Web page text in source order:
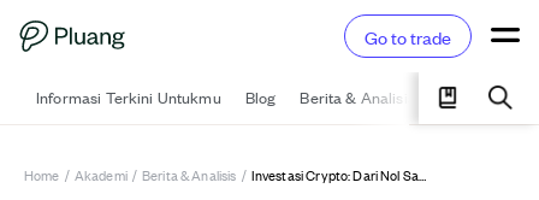
Go to trade
Informasi Terkini Untukmu Blog Berita & Analisis Pelajari
Home / Akademi / Berita & Analisis / Investasi Crypto: Dari Nol Sampai Untung Di Tahun 2025